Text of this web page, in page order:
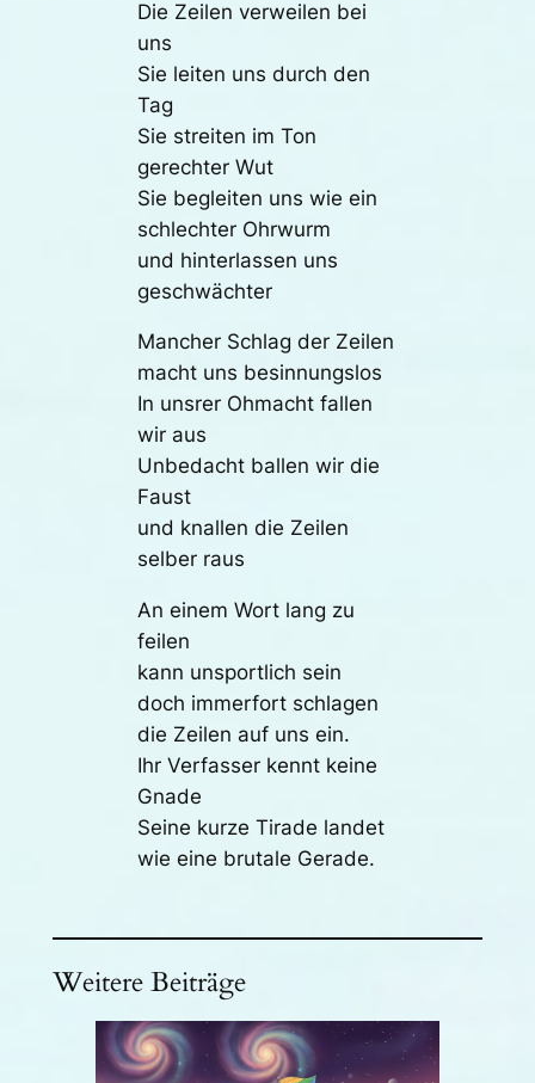
Die Zeilen verweilen bei
uns
Sie leiten uns durch den
Tag
Sie streiten im Ton
gerechter Wut
Sie begleiten uns wie ein
schlechter Ohrwurm
und hinterlassen uns
geschwächter
Mancher Schlag der Zeilen
macht uns besinnungslos
In unsrer Ohmacht fallen
wir aus
Unbedacht ballen wir die
Faust
und knallen die Zeilen
selber raus
An einem Wort lang zu
feilen
kann unsportlich sein
doch immerfort schlagen
die Zeilen auf uns ein.
Ihr Verfasser kennt keine
Gnade
Seine kurze Tirade landet
wie eine brutale Gerade.
Weitere Beiträge